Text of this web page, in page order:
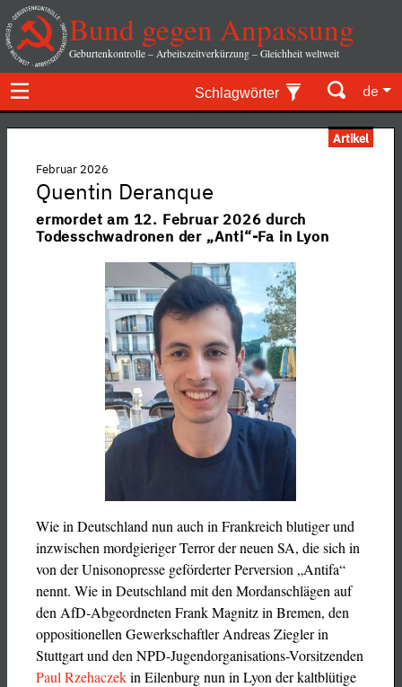
Bund gegen Anpassung
Geburtenkontrolle – Arbeitszeitverkürzung – Gleichheit weltweit
Schlagwörter de
Artikel
Februar 2026
Quentin Deranque
ermordet am 12. Februar 2026 durch
Todesschwadronen der „Anti“-Fa in Lyon
Wie in Deutschland nun auch in Frankreich blutiger und
inzwischen mordgieriger Terror der neuen SA, die sich in
von der Unisonopresse geförderter Perversion „Antifa“
nennt. Wie in Deutschland mit den Mordanschlägen auf
den AfD-Abgeordneten Frank Magnitz in Bremen, den
oppositionellen Gewerkschaftler Andreas Ziegler in
Stuttgart und den NPD-Jugendorganisations-Vorsitzenden
Paul Rzehaczekin Eilenburg nun in Lyon der kaltblütige